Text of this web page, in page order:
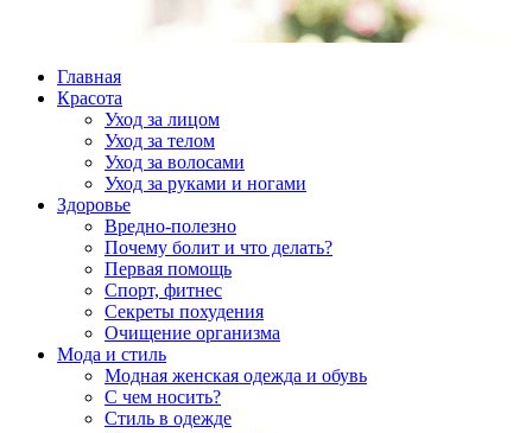
Главная
Красота
Уход за лицом
Уход за телом
Уход за волосами
Уход за руками и ногами
Здоровье
Вредно-полезно
Почему болит и что делать?
Первая помощь
Спорт, фитнес
Секреты похудения
Очищение организма
Мода и стиль
Модная женская одежда и обувь
С чем носить?
Стиль в одежде